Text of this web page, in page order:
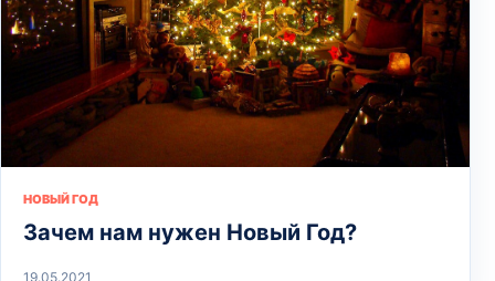
НОВЫЙ ГОД
Зачем нам нужен Новый Год?
19.05.2021